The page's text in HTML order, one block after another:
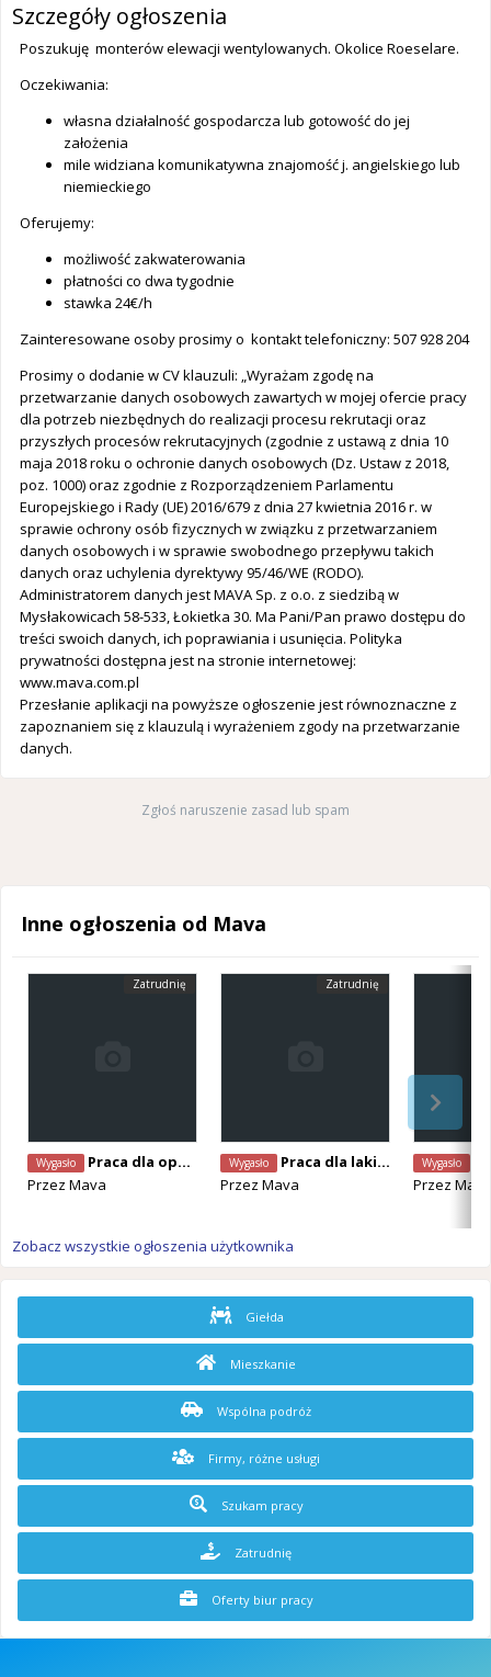
Szczegóły ogłoszenia
Poszukuję monterów elewacji wentylowanych. Okolice Roeselare.
Oczekiwania:
własna działalność gospodarcza lub gotowość do jej
założenia
mile widziana komunikatywna znajomość j. angielskiego lub
niemieckiego
Oferujemy:
możliwość zakwaterowania
płatności co dwa tygodnie
stawka 24€/h
Zainteresowane osoby prosimy o kontakt telefoniczny: 507 928 204
Prosimy o dodanie w CV klauzuli: „Wyrażam zgodę na
przetwarzanie danych osobowych zawartych w mojej ofercie pracy
dla potrzeb niezbędnych do realizacji procesu rekrutacji oraz
przyszłych procesów rekrutacyjnych (zgodnie z ustawą z dnia 10
maja 2018 roku o ochronie danych osobowych (Dz. Ustaw z 2018,
poz. 1000) oraz zgodnie z Rozporządzeniem Parlamentu
Europejskiego i Rady (UE) 2016/679 z dnia 27 kwietnia 2016 r. w
sprawie ochrony osób fizycznych w związku z przetwarzaniem
danych osobowych i w sprawie swobodnego przepływu takich
danych oraz uchylenia dyrektywy 95/46/WE (RODO).
Administratorem danych jest MAVA Sp. z o.o. z siedzibą w
Mysłakowicach 58-533, Łokietka 30. Ma Pani/Pan prawo dostępu do
treści swoich danych, ich poprawiania i usunięcia. Polityka
prywatności dostępna jest na stronie internetowej:
www.mava.com.pl
Przesłanie aplikacji na powyższe ogłoszenie jest równoznaczne z
zapoznaniem się z klauzulą i wyrażeniem zgody na przetwarzanie
danych.
Zgłoś naruszenie zasad lub spam
Inne ogłoszenia od Mava
Zatrudnię
Wygasło
Praca dla operatora koparki - Hasselt
Przez Mava
Zatrudnię
Wygasło
Praca dla lakiernika samochodowego (k/m)
Przez Mava
Wygasło
Przez Mava
Zobacz wszystkie ogłoszenia użytkownika
Giełda
Mieszkanie
Wspólna podróż
Firmy, różne usługi
Szukam pracy
Zatrudnię
Oferty biur pracy